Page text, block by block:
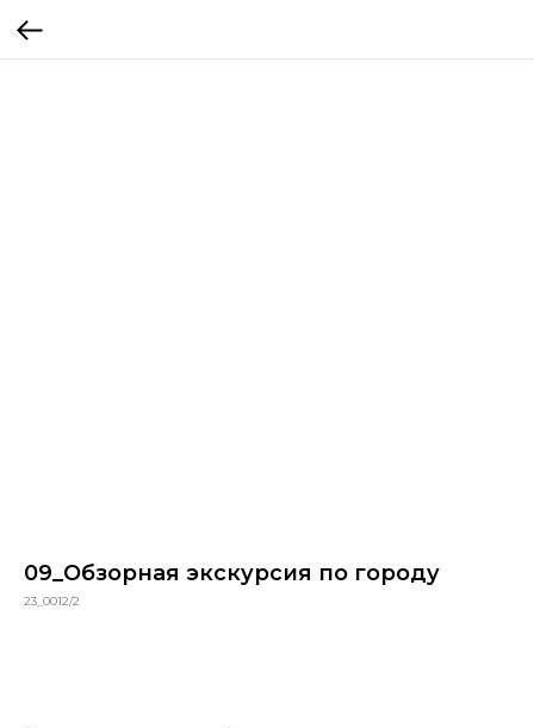
09_Обзорная экскурсия по городу
23_0012/2